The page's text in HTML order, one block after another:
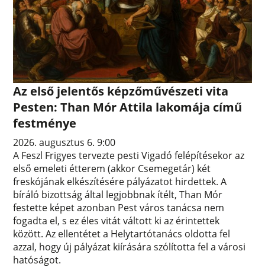
Az első jelentős képzőművészeti vita
Pesten: Than Mór Attila lakomája című
festménye
2026. augusztus 6. 9:00
A Feszl Frigyes tervezte pesti Vigadó felépítésekor az
első emeleti étterem (akkor Csemegetár) két
freskójának elkészítésére pályázatot hirdettek. A
bíráló bizottság által legjobbnak ítélt, Than Mór
festette képet azonban Pest város tanácsa nem
fogadta el, s ez éles vitát váltott ki az érintettek
között. Az ellentétet a Helytartótanács oldotta fel
azzal, hogy új pályázat kiírására szólította fel a városi
hatóságot.